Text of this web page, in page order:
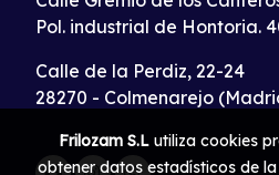
Pol. industrial de Hontoria.
Calle de la Perdiz, 22-24
28270 - Colmenarejo
Frilozam S.L utiliza cookies
obtener datos estadísticos de